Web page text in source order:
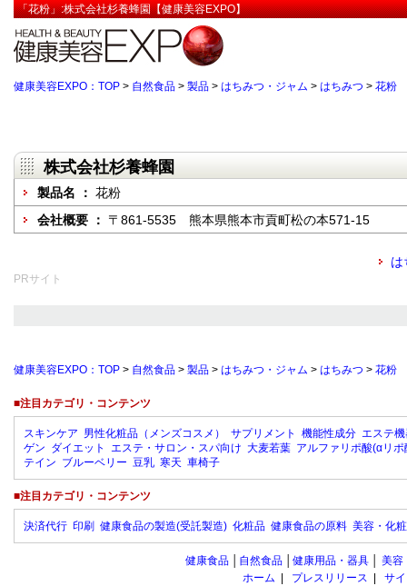
「花粉」:株式会社杉養蜂園【健康美容EXPO】
健康美容EXPO：TOP > 自然食品 > 製品 > はちみつ・ジャム > はちみつ > 花粉
株式会社杉養蜂園
製品名 ： 花粉
会社概要 ： 〒861-5535 熊本県熊本市貢町松の本571-15
は
PRサイト
健康美容EXPO：TOP > 自然食品 > 製品 > はちみつ・ジャム > はちみつ > 花粉
■注目カテゴリ・コンテンツ
スキンケア 男性化粧品（メンズコスメ） サプリメント 機能性成分 エステ
ゲン ダイエット エステ・サロン・スパ向け 大麦若葉 アルファリポ酸(αリポ
テイン ブルーベリー 豆乳 寒天 車椅子
■注目カテゴリ・コンテンツ
決済代行 印刷 健康食品の製造(受託製造) 化粧品 健康食品の原料 美容・化
健康食品 自然食品 健康用品・器具 美容
ホーム
プレスリリース
サ